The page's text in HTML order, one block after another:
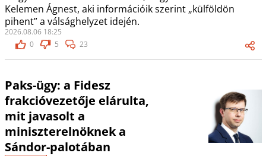
Kelemen Ágnest, aki információik szerint „külföldön
pihent” a válsághelyzet idején.
2026.08.06 18:25
0
5 23
Paks-ügy: a Fidesz
frakcióvezetője elárulta,
mit javasolt a
miniszterelnöknek a
Sándor-palotában